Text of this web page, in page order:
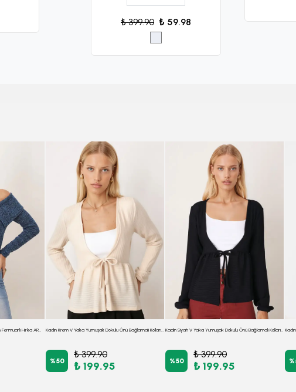
₺ 399.90 ₺ 59.98
%50
₺ 399.90
₺ 199.95 %50
₺ 399.90
₺ 199.95 %